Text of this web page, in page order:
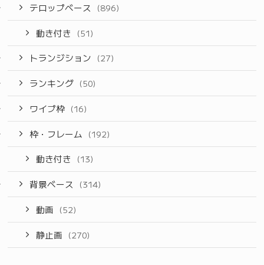
テロップベース (896)
動き付き (51)
トランジション (27)
ランキング (50)
ワイプ枠 (16)
枠・フレーム (192)
動き付き (13)
背景ベース (314)
動画 (52)
静止画 (270)